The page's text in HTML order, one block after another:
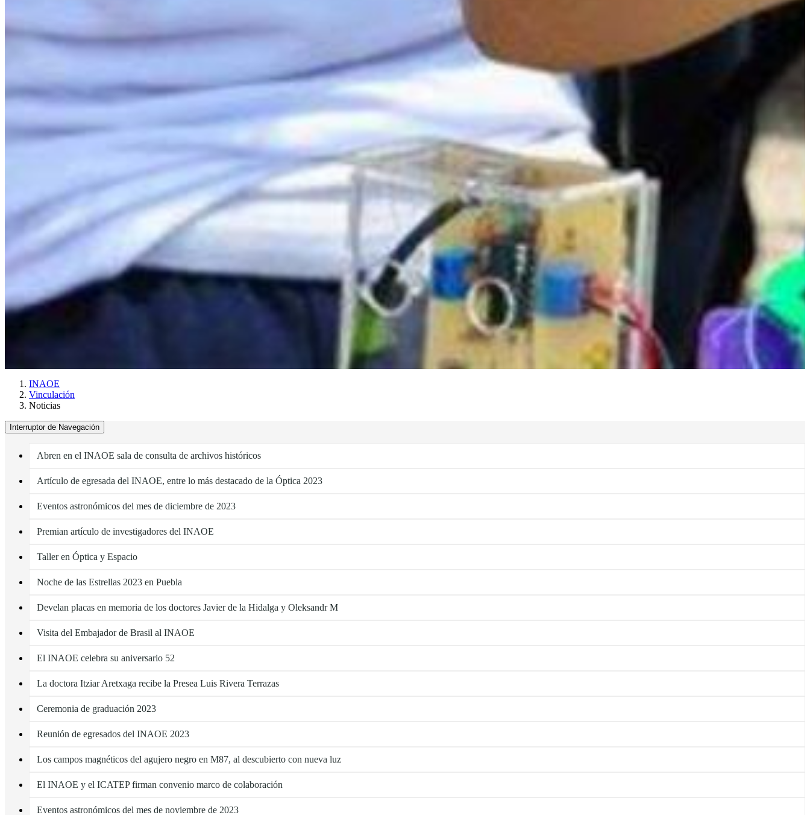
INAOE
Vinculación
Noticias
Interruptor de Navegación
Abren en el INAOE sala de consulta de archivos históricos
Artículo de egresada del INAOE, entre lo más destacado de la Óptica 2023
Eventos astronómicos del mes de diciembre de 2023
Premian artículo de investigadores del INAOE
Taller en Óptica y Espacio
Noche de las Estrellas 2023 en Puebla
Develan placas en memoria de los doctores Javier de la Hidalga y Oleksandr M
Visita del Embajador de Brasil al INAOE
El INAOE celebra su aniversario 52
La doctora Itziar Aretxaga recibe la Presea Luis Rivera Terrazas
Ceremonia de graduación 2023
Reunión de egresados del INAOE 2023
Los campos magnéticos del agujero negro en M87, al descubierto con nueva luz
El INAOE y el ICATEP firman convenio marco de colaboración
Eventos astronómicos del mes de noviembre de 2023